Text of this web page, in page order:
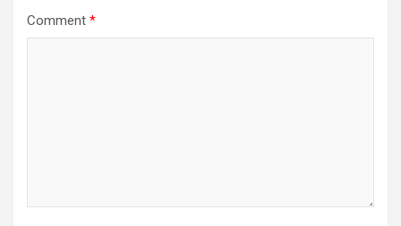
Comment *